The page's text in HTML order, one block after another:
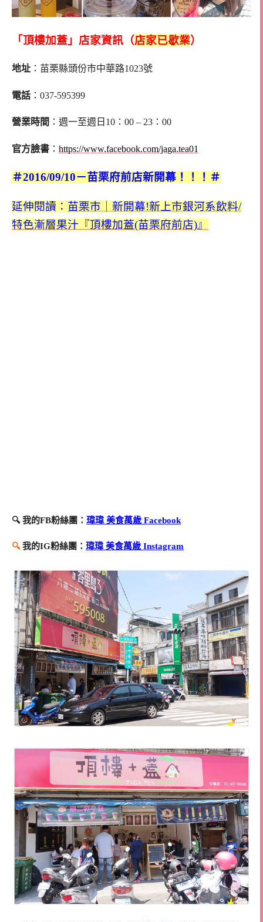
「頂樓加蓋」店家資訊（店家已歇業）
地址 ：苗栗縣頭份市中華路1023號
電話 ：037-595399
營業時間 ：週一至週日10： 00 – 23：00
官方臉書 ： https://www.facebook.com/jaga.tea01
＃2016/09/10－苗栗府前店新開幕！！！＃
延伸閱讀： 苗栗市｜新開幕!新上市銀河系飲料/
特色漸層果汁『頂樓加蓋(苗栗府前店)』
🔍 我的FB粉絲團： 瑋瑋 美食萬歲 Facebook
🔍我的IG粉絲團： 瑋瑋 美食萬歲 Instagram